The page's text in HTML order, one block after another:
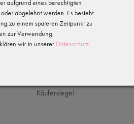
Hiermit bestätige ich, dass ich die
aufgrund eines berechtigten
abgelehnt werden. Es besteht
zu einem späteren Zeitpunkt zu
zur Verwendung
wir in unserer Daten­schutz­